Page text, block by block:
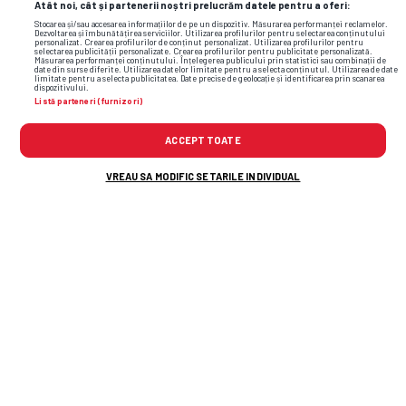
Atât noi, cât și partenerii noștri prelucrăm datele pentru a oferi:
Stocarea și/sau accesarea informațiilor de pe un dispozitiv. Măsurarea performanței reclamelor.
Dezvoltarea și îmbunătățirea serviciilor. Utilizarea profilurilor pentru selectarea conținutului
personalizat. Crearea profilurilor de conținut personalizat. Utilizarea profilurilor pentru
selectarea publicității personalizate. Crearea profilurilor pentru publicitate personalizată.
Măsurarea performanței conținutului. Înțelegerea publicului prin statistici sau combinații de
date din surse diferite. Utilizarea datelor limitate pentru a selecta conținutul. Utilizarea de date
limitate pentru a selecta publicitatea. Date precise de geolocație și identificarea prin scanarea
dispozitivului.
Listă parteneri (furnizori)
ACCEPT TOATE
VREAU SA MODIFIC SETARILE INDIVIDUAL